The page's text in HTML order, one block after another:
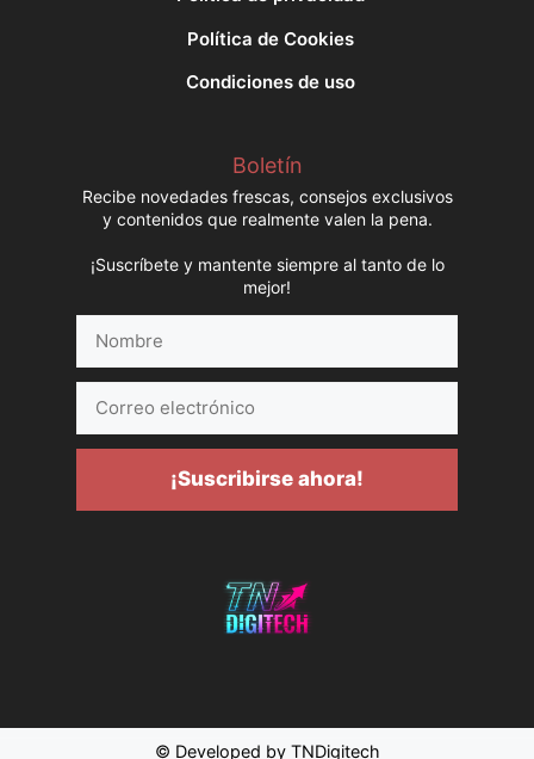
Política de Cookies
Condiciones de uso
Boletín
Recibe novedades frescas, consejos exclusivos
y contenidos que realmente valen la pena.
¡Suscríbete y mantente siempre al tanto de lo
mejor!
electrónico
¡Suscribirse ahora!